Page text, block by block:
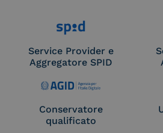
Service Provider e
Aggregatore SPID
Conservatore
qualificato